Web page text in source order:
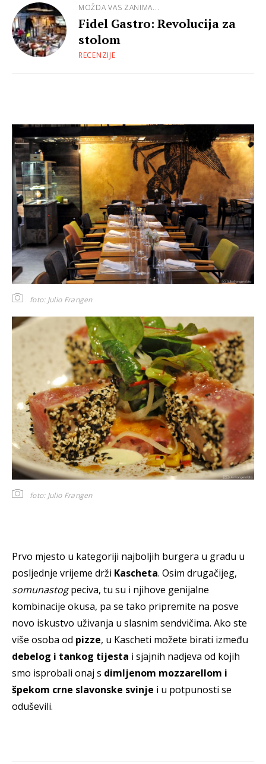
MOŽDA VAS ZANIMA...
Fidel Gastro: Revolucija za
stolom
RECENZIJE
foto: Julio Frangen
foto: Julio Frangen
Prvo mjesto u kategoriji najboljih burgera u gradu u
posljednje vrijeme drži Kascheta. Osim drugačijeg,
somunastogpeciva, tu su i njihove genijalne
kombinacije okusa, pa se tako pripremite na posve
novo iskustvo uživanja u slasnim sendvičima. Ako ste
više osoba od pizze, u Kascheti možete birati između
debelog i tankog tijesta i sjajnih nadjeva od kojih
smo isprobali onaj s dimljenom mozzarellom i
špekom crne slavonske svinje i u potpunosti se
oduševili.